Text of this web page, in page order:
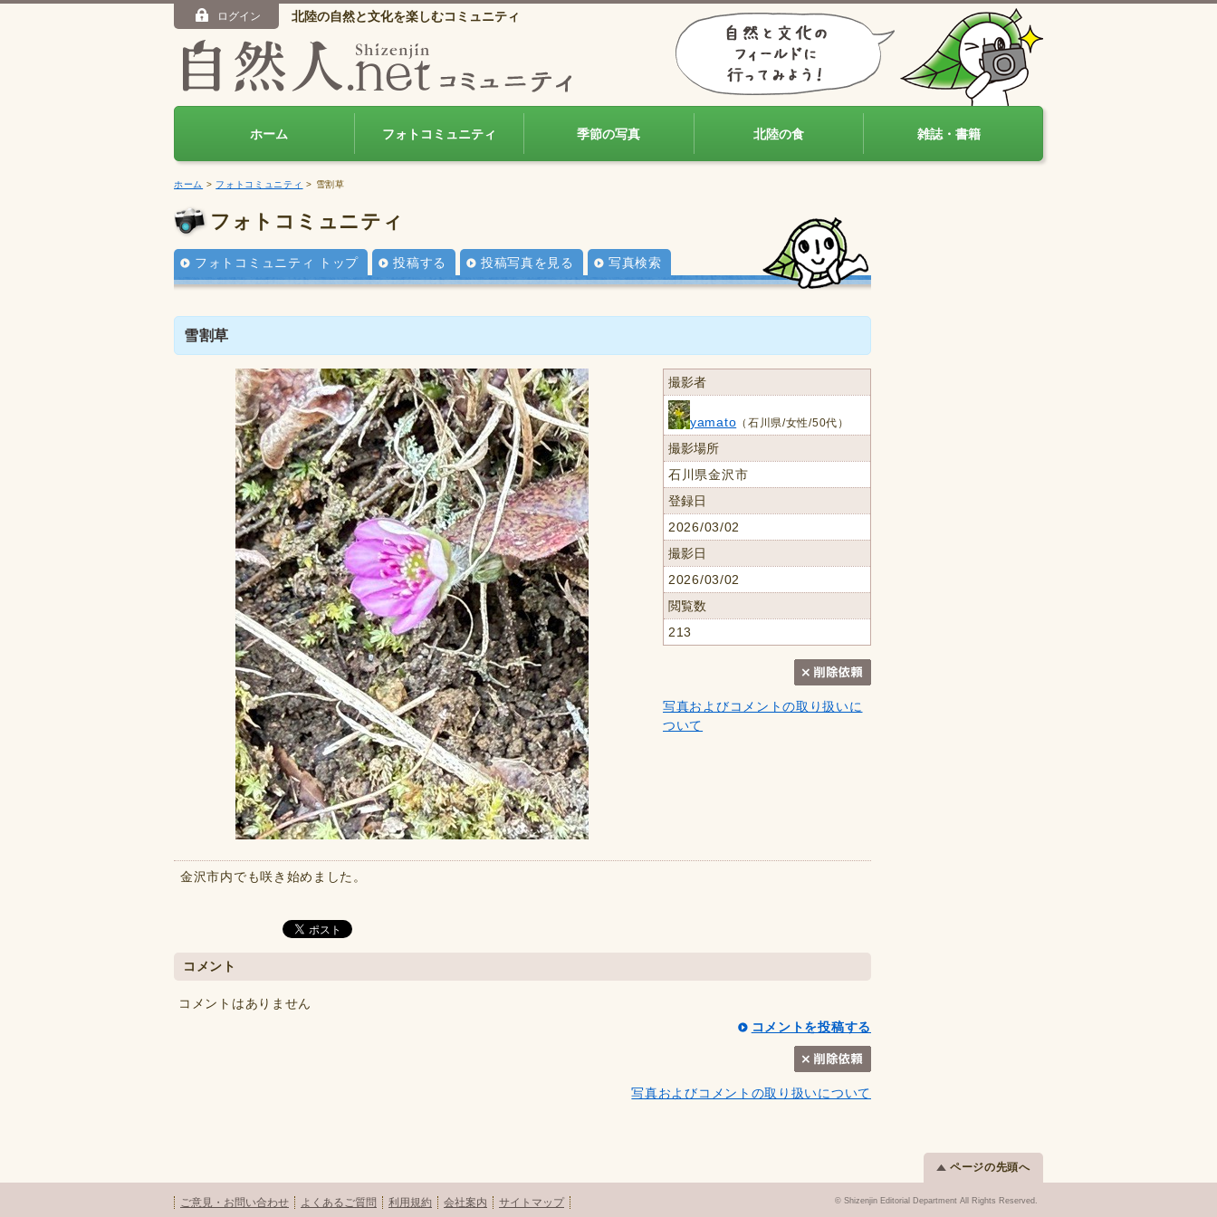
ログイン 北陸の自然と文化を楽しむコミュニティ
ホーム フォトコミュニティ 季節の写真 北陸の食 雑誌・書籍
ホーム > フォトコミュニティ > 雪割草
フォトコミュニティ
フォトコミュニティ トップ 投稿する 投稿写真を見る 写真検索
雪割草
撮影者
yamato （石川県/女性/50代）
撮影場所
石川県金沢市
登録日
2026/03/02
撮影日
2026/03/02
閲覧数
213
写真およびコメントの取り扱いに
ついて
金沢市内でも咲き始めました。
コメント
コメントはありません
コメントを投稿する
写真およびコメントの取り扱いについて
ページの先頭へ
ご意見・お問い合わせ よくあるご質問 利用規約 会社案内 サイトマップ © Shizenjin Editorial Department All Rights Reserved.